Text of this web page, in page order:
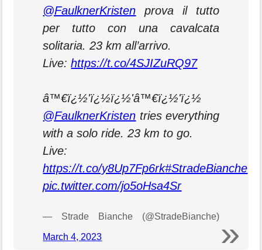
@FaulknerKristen prova il tutto
per tutto con una cavalcata
solitaria. 23 km all’arrivo.
Live:https://t.co/4SJIZuRQ97
â™€ï¿½'ï¿½ï¿½'‍â™€ï¿½'ï¿½
@FaulknerKristen tries everything
with a solo ride. 23 km to go.
Live:
https://t.co/y8Up7Fp6rk#StradeBianche
pic.twitter.com/jo5oHsa4Sr
— Strade Bianche (@StradeBianche)
March 4, 2023